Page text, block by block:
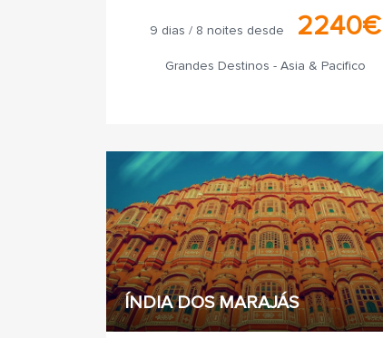
9 dias / 8 noites desde 2240€
Grandes Destinos - Asia & Pacifico
ÍNDIA DOS MARAJÁS